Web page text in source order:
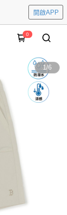
開啟APP
0
1/6